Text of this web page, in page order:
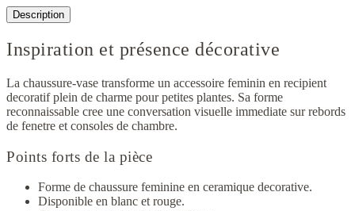
Description
Inspiration et présence décorative
La chaussure-vase transforme un accessoire feminin en recipient
decoratif plein de charme pour petites plantes. Sa forme
reconnaissable cree une conversation visuelle immediate sur rebords
de fenetre et consoles de chambre.
Points forts de la pièce
Forme de chaussure feminine en ceramique decorative.
Disponible en blanc et rouge.